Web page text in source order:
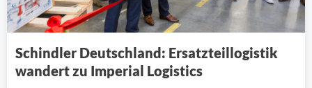
Schindler Deutschland: Ersatzteillogistik
wandert zu Imperial Logistics